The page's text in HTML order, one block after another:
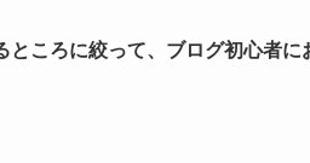
ところに絞って、ブログ初心者